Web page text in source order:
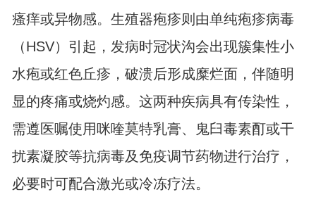
瘙痒或异物感。生殖器疱疹则由单纯疱疹病毒
（HSV）引起，发病时冠状沟会出现簇集性小
水疱或红色丘疹，破溃后形成糜烂面，伴随明
显的疼痛或烧灼感。这两种疾病具有传染性，
需遵医嘱使用咪喹莫特乳膏、鬼臼毒素酊或干
扰素凝胶等抗病毒及免疫调节药物进行治疗，
必要时可配合激光或冷冻疗法。